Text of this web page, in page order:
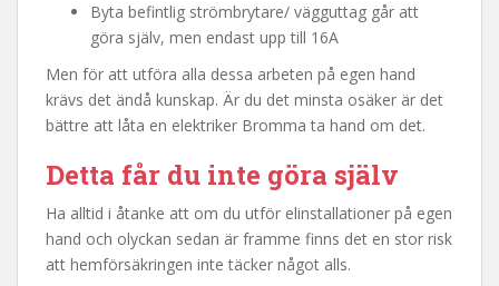
Byta befintlig strömbrytare/ vägguttag går att
göra själv, men endast upp till 16A
Men för att utföra alla dessa arbeten på egen hand
krävs det ändå kunskap. Är du det minsta osäker är det
bättre att låta en elektriker Bromma ta hand om det.
Detta får du inte göra själv
Ha alltid i åtanke att om du utför elinstallationer på egen
hand och olyckan sedan är framme finns det en stor risk
att hemförsäkringen inte täcker något alls.